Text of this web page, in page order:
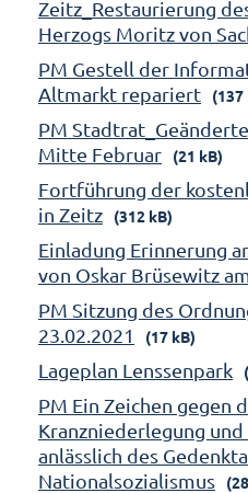
Zeitz_Restaurierung
Herzogs Moritz von
PM Gestell der
Altmarkt repariert
(137
PM
Mitte Februar
(21 kB)
Fortführung der
in Zeitz
(312 kB)
Einladung Erinnerung
von Oskar Brüsewitz
PM Sitzung des
23.02.2021
(17 kB)
Lageplan Lenssenpark
PM Ein Zeichen gegen
Kranzniederlegung
anlässlich des
Nationalsozialismus